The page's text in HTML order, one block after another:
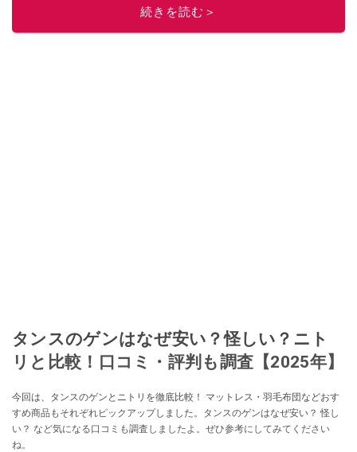
続きを読む＞
タンスのゲンはなぜ安い？怪しい？ニト
リと比較！口コミ・評判も調査【2025年】
今回は、タンスのゲンとニトリを徹底比較！ マットレス・羽毛布団などおす
すめ商品もそれぞれピックアップしました。タンスのゲンはなぜ安い？ 怪し
い？ など気になる口コミも調査しましたよ。ぜひ参考にしてみてください
ね。